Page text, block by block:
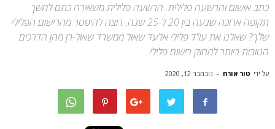
כתב אישום והרשעה פלילית. הרשעה פלילית משאירה כתם למשך
תקופה ארוכה שנעה בין 20 ל-25 שנה. רוצה להיפטר מהרישום הפלילי
שלך? שאלנו את עו"ד פלילי אלעד שאול ממשרד שאול-רן מהן הדרכים
הטובות ביותר למחוק רישום פלילי.
על ידי טור אורח - נובמבר 12, 2020